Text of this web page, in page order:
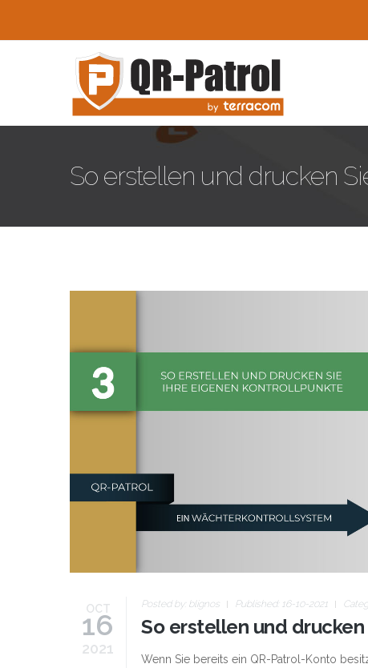
So erstellen und drucken
OCT
16
2021
Posted by: blignos Published: 16-10-2021
So erstellen und
Wenn Sie bereits ein QR-Patrol-Konto